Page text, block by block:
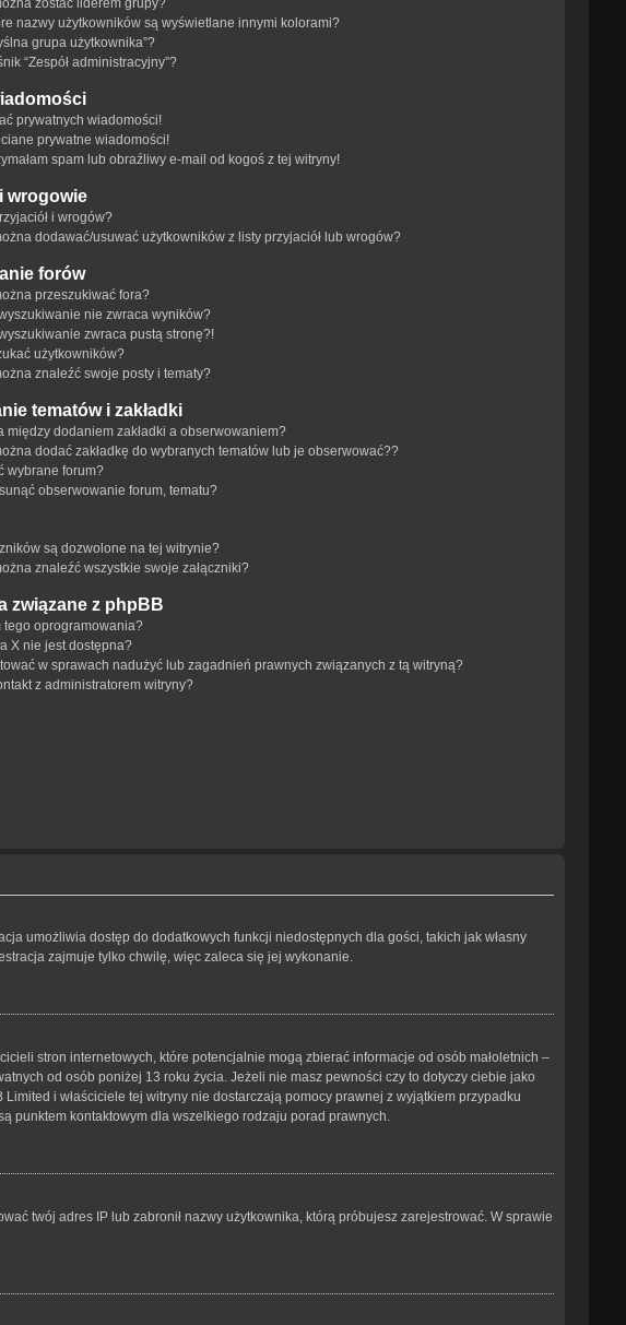
zostać liderem grupy?
nazwy użytkowników są wyświetlane innymi kolorami?
grupa użytkownika”?
“Zespół administracyjny”?
prywatnych wiadomości!
prywatne wiadomości!
spam lub obraźliwy e-mail od kogoś z tej witryny!
wrogowie
i wrogów?
dodawać/usuwać użytkowników z listy przyjaciół lub wrogów?
forów
przeszukiwać fora?
nie zwraca wyników?
zwraca pustą stronę?!
użytkowników?
znaleźć swoje posty i tematy?
tematów i zakładki
między dodaniem zakładki a obserwowaniem?
dodać zakładkę do wybranych tematów lub je obserwować??
wybrane forum?
obserwowanie forum, tematu?
są dozwolone na tej witrynie?
znaleźć wszystkie swoje załączniki?
związane z phpBB
tego oprogramowania?
X nie jest dostępna?
w sprawach nadużyć lub zagadnień prawnych związanych z tą witryną?
z administratorem witryny?
umożliwia dostęp do dodatkowych funkcji niedostępnych dla gości, takich jak własny
zajmuje tylko chwilę, więc zaleca się jej wykonanie.
stron internetowych, które potencjalnie mogą zbierać informacje od osób małoletnich –
od osób poniżej 13 roku życia. Jeżeli nie masz pewności czy to dotyczy ciebie jako
i właściciele tej witryny nie dostarczają pomocy prawnej z wyjątkiem przypadku
punktem kontaktowym dla wszelkiego rodzaju porad prawnych.
twój adres IP lub zabronił nazwy użytkownika, którą próbujesz zarejestrować. W sprawie